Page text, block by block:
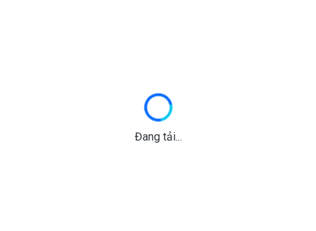
Đang tải...